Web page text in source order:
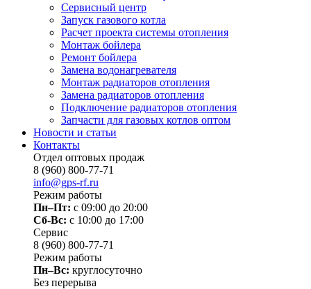
Сервисный центр
Запуск газового котла
Расчет проекта системы отопления
Монтаж бойлера
Ремонт бойлера
Замена водонагревателя
Монтаж радиаторов отопления
Замена радиаторов отопления
Подключение радиаторов отопления
Запчасти для газовых котлов оптом
Новости и статьи
Контакты
Отдел оптовых продаж
8 (960) 800-77-71
info@gps-rf.ru
Режим работы
Пн–Пт: с 09:00 до 20:00
Сб-Вс: c 10:00 до 17:00
Сервис
8 (960) 800-77-71
Режим работы
Пн–Вс: круглосуточно
Без перерыва